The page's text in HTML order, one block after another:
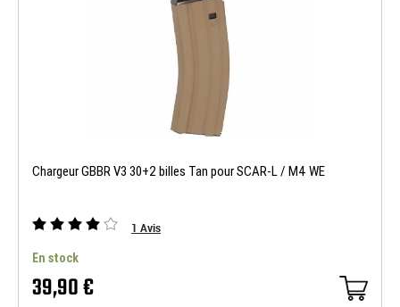
Chargeur GBBR V3 30+2 billes Tan pour SCAR-L / M4 WE
1 Avis
En stock
39,90 €